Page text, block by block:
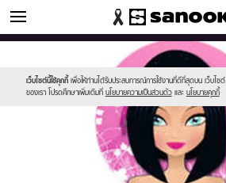
ดูดวง
เว็บไซต์นี้ใช้คุกกี้ เพื่อให้ท่านได้รับประสบการณ์การใช้งานที่ดีที่สุดบน เว็บไซต์
ของเรา โปรดศึกษาเพิ่มเติมที่ นโยบายความเป็นส่วนตัว และ นโยบายคุกกี้
//s.isanook.com/sr/0/images/logo-
sanook.png
//s.isanook.com/ho/0/ud/9/48965/170-